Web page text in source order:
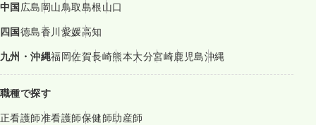
中国広島岡山鳥取島根山口
四国徳島香川愛媛高知
九州・沖縄福岡佐賀長崎熊本大分宮崎鹿児島沖縄
職種で探す
正看護師准看護師保健師助産師